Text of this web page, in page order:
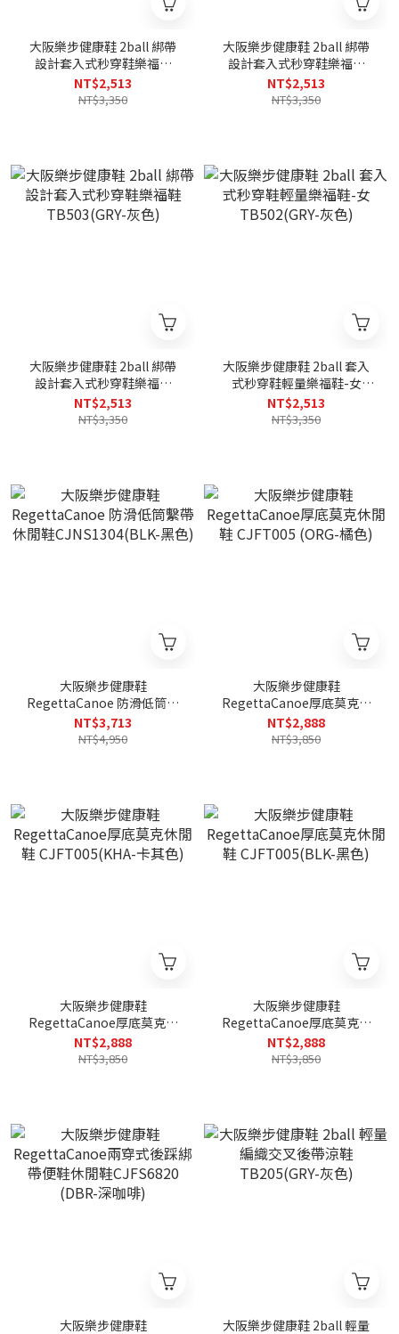
大阪樂步健康鞋 2ball 綁帶
設計套入式秒穿鞋樂福鞋
TB503(BLKXBLK-黑X黑)
NT$2,513
NT$3,350
大阪樂步健康鞋 2ball 綁帶
設計套入式秒穿鞋樂福鞋
TB503(CAM-駝色)
NT$2,513
NT$3,350
大阪樂步健康鞋 2ball 綁帶
設計套入式秒穿鞋樂福鞋
TB503(GRY-灰色)
NT$2,513
NT$3,350
大阪樂步健康鞋 2ball 套入
式秒穿鞋輕量樂福鞋-女
TB502(GRY-灰色)
NT$2,513
NT$3,350
大阪樂步健康鞋
RegettaCanoe 防滑低筒繫
帶休閒鞋CJNS1304(BLK-黑
色)
NT$3,713
NT$4,950
大阪樂步健康鞋
RegettaCanoe厚底莫克休
閒鞋 CJFT005 (ORG-橘色)
NT$2,888
NT$3,850
大阪樂步健康鞋
RegettaCanoe厚底莫克休
閒鞋 CJFT005(KHA-卡其色)
NT$2,888
NT$3,850
大阪樂步健康鞋
RegettaCanoe厚底莫克休
閒鞋 CJFT005(BLK-黑色)
NT$2,888
NT$3,850
大阪樂步健康鞋
大阪樂步健康鞋 2ball 輕量